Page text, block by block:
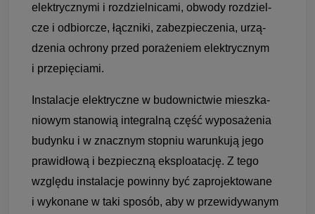
elek­trycz­nymi i roz­dziel­ni­cami, obwody roz­dziel­
cze i odbior­cze, łącz­niki, zabez­pie­cze­nia, urzą­
dze­nia ochrony przed pora­że­niem elek­trycz­nym
i prze­pię­ciami.
Insta­la­cje elek­tryczne w budow­nic­twie miesz­ka­
nio­wym sta­no­wią inte­gralną część wypo­sa­że­nia
budynku i w znacz­nym stop­niu warun­kują jego
pra­wi­dłową i bez­pieczną eks­plo­ata­cję. Z tego
względu insta­la­cje powinny być zapro­jek­to­wane
i wyko­nane w taki spo­sób, aby w prze­wi­dy­wa­nym